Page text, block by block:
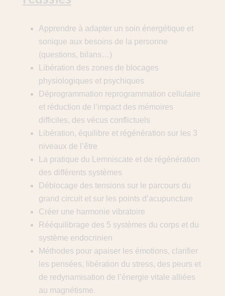
Apprendre à adapter un soin énergétique et
sonique aux besoins de la personne
(questions, bilans…)
Libération des zones de blocages
physiologiques et psychiques
Déprogrammation reprogrammation cellulaire
et réduction de l’impact des mémoires
difficiles, des vécus conflictuels
Libération, équilibre et régénération sur les 3
niveaux de l’être
La pratique du Lemniscate et de régénération
des différents systèmes
Déblocage des tensions sur le parcours du
grand circuit et sur les points d’acupuncture
Créer une harmonie vibratoire
Rééquilibrage des 5 systèmes du corps et du
système endocrinien
Méthodes pour apaiser les émotions, clarifier
les pensées, libération du stress, des peurs et
de redynamisation de l’énergie vitale alliées
au magnétisme.